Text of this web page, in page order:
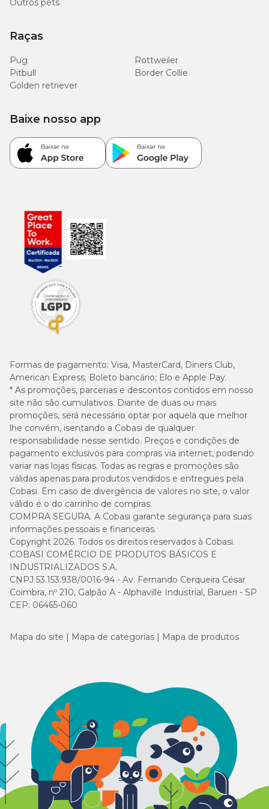
20kg com preços
Outros pets
Raças
Pug
Rottweiler
Pitbull
Border Collie
Golden retriever
Formas de pagamento: Visa, MasterCard, Diners Club,
American Express; Boleto bancário; Elo e Apple Pay.
* As promoções, parcerias e descontos contidos em nosso
site não são cumulativos. Diante de duas ou mais
promoções, será necessário optar por aquela que melhor
lhe convém, isentando a Cobasi de qualquer
responsabilidade nesse sentido. Preços e condições de
pagamento exclusivos para compras via internet, podendo
variar nas lojas físicas. Todas as regras e promoções são
válidas apenas para produtos vendidos e entregues pela
Cobasi. Em caso de divergência de valores no site, o valor
válido é o do carrinho de compras.
COMPRA SEGURA. A Cobasi garante segurança para suas
informações pessoais e financeiras.
Copyright 2026. Todos os direitos reservados à Cobasi.
COBASI COMÉRCIO DE PRODUTOS BÁSICOS E
INDUSTRIALIZADOS S.A.
CNPJ 53.153.938/0016-94 - Av. Fernando Cerqueira César
Coimbra, nº 210, Galpão A - Alphaville Industrial, Barueri - SP
CEP: 06465-060
Baixe nosso app
Mapa do site Mapa de categorias Mapa de produtos